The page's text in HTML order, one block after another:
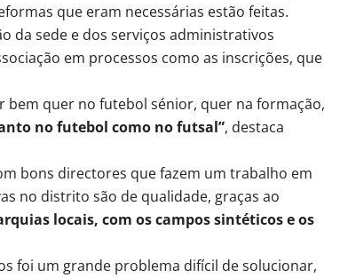
que eram necessárias estão feitas.
da sede e dos serviços administrativos
em processos como as inscrições, que
quer no futebol sénior, quer na formação,
no futebol como no futsal”, destaca
bons directores que fazem um trabalho em
no distrito são de qualidade, graças ao
locais, com os campos sintéticos e os
foi um grande problema difícil de solucionar,